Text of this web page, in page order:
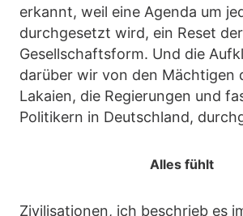
erkannt, weil eine Agenda um
durchgesetzt wird, ein Reset
Gesellschaftsform. Und die
darüber wir von den Mächtigen
Lakaien, die Regierungen und
Politikern in Deutschland,
Alles fühlt
Zivilisationen, ich beschrieb es